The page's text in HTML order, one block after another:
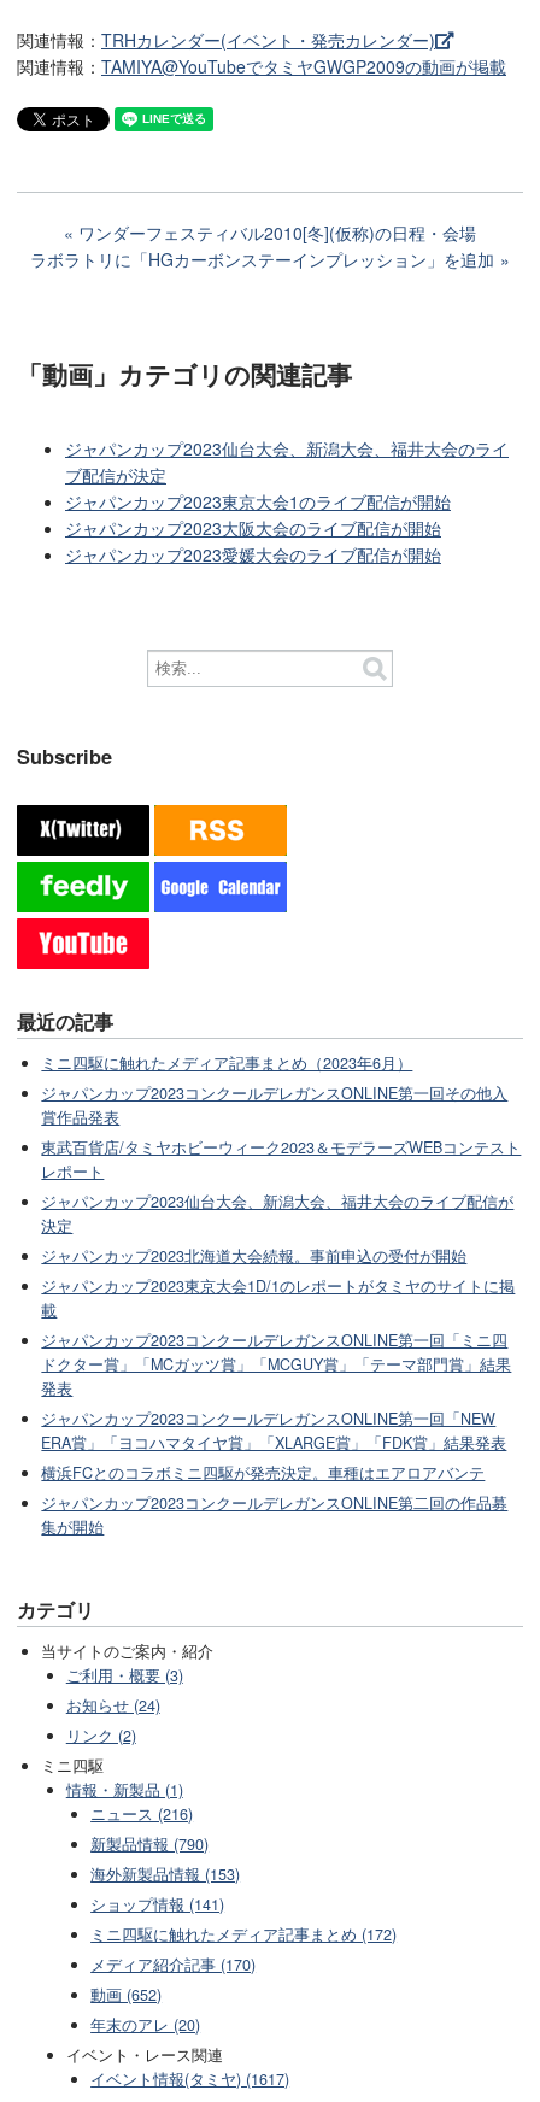
関連情報： TRHカレンダー(イベント・発売カレンダー)
関連情報： TAMIYA@YouTubeでタミヤGWGP2009の動画が掲載
ワンダーフェスティバル2010[冬](仮称)の日程・会場
ラボラトリに「HGカーボンステーインプレッション」を追加
「動画」カテゴリの関連記事
ジャパンカップ2023仙台大会、新潟大会、福井大会のライ
ブ配信が決定
ジャパンカップ2023東京大会1のライブ配信が開始
ジャパンカップ2023大阪大会のライブ配信が開始
ジャパンカップ2023愛媛大会のライブ配信が開始
Subscribe
最近の記事
ミニ四駆に触れたメディア記事まとめ（2023年6月）
ジャパンカップ2023コンクールデレガンスONLINE第一回その他入
賞作品発表
東武百貨店/タミヤホビーウィーク2023＆モデラーズWEBコンテスト
レポート
ジャパンカップ2023仙台大会、新潟大会、福井大会のライブ配信が
決定
ジャパンカップ2023北海道大会続報。事前申込の受付が開始
ジャパンカップ2023東京大会1D/1のレポートがタミヤのサイトに掲
載
ジャパンカップ2023コンクールデレガンスONLINE第一回「ミニ四
ドクター賞」「MCガッツ賞」「MCGUY賞」「テーマ部門賞」結果
発表
ジャパンカップ2023コンクールデレガンスONLINE第一回「NEW
ERA賞」「ヨコハマタイヤ賞」「XLARGE賞」「FDK賞」結果発表
横浜FCとのコラボミニ四駆が発売決定。車種はエアロアバンテ
ジャパンカップ2023コンクールデレガンスONLINE第二回の作品募
集が開始
カテゴリ
当サイトのご案内・紹介
ご利用・概要 (3)
お知らせ (24)
リンク (2)
ミニ四駆
情報・新製品 (1)
ニュース (216)
新製品情報 (790)
海外新製品情報 (153)
ショップ情報 (141)
ミニ四駆に触れたメディア記事まとめ (172)
メディア紹介記事 (170)
動画 (652)
年末のアレ (20)
イベント・レース関連
イベント情報(タミヤ) (1617)